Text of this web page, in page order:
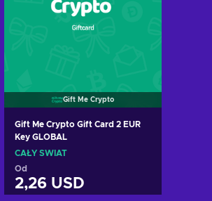
Gift Me Crypto
Gift Me Crypto Gift Card 2 EUR
Key GLOBAL
CAŁY ŚWIAT
Od
2,26 USD